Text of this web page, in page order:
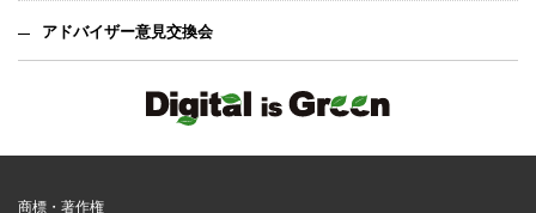
アドバイザー意見交換会
商標・著作権